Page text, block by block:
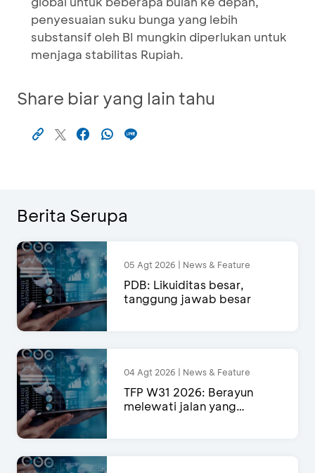
penyesuaian suku bunga yang lebih
substansif oleh BI mungkin diperlukan untuk
menjaga stabilitas Rupiah.
Share biar yang lain tahu
Berita Serupa
05 Agt 2026 | News & Feature
PDB: Likuiditas besar,
tanggung jawab besar
04 Agt 2026 | News & Feature
TFP W31 2026: Berayun
melewati jalan yang